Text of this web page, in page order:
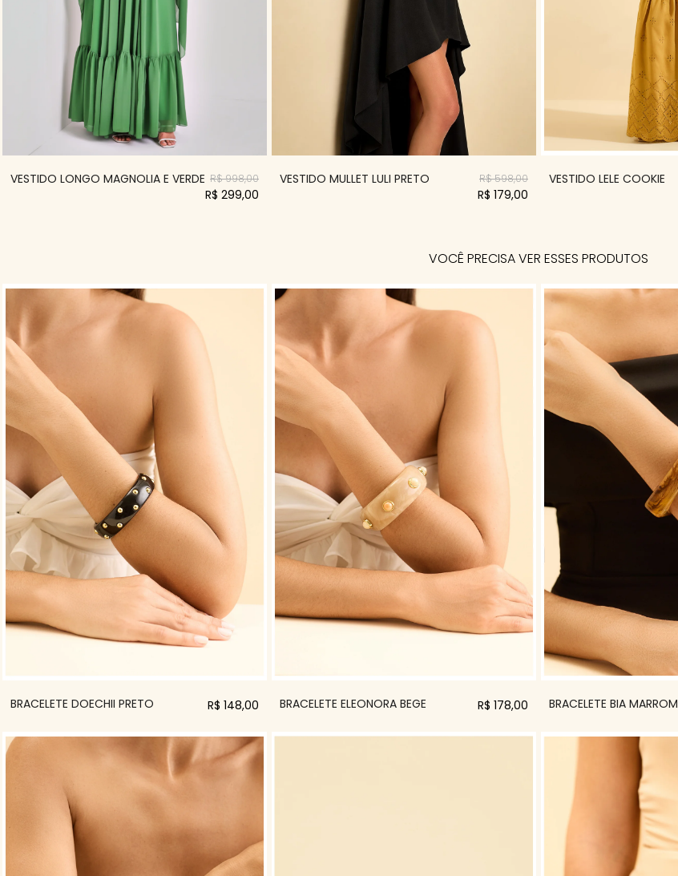
VESTIDO LONGO MAGNOLIA E VERDE R$ 998,00
R$ 299,00
VESTIDO MULLET LULI PRETO R$ 598,00
R$ 179,00
VESTIDO LELE COOKIE
VOCÊ PRECISA VER ESSES PRODUTOS
BRACELETE DOECHII PRETO R$ 148,00 BRACELETE ELEONORA BEGE R$ 178,00 BRACELETE BIA MARROM